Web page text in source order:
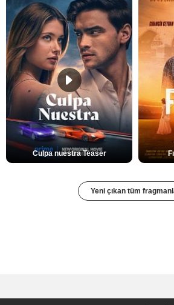
Culpa nuestra Teaser
Yeni çıkan tüm